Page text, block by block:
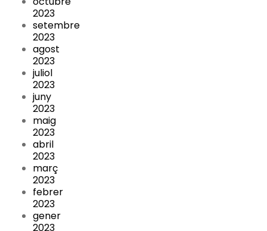
2023
setembre
2023
agost
2023
juliol
2023
juny
2023
maig
2023
abril
2023
març
2023
febrer
2023
gener
2023